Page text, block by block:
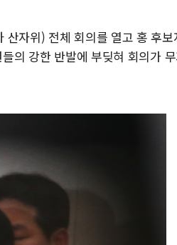
'화합' 꺼낸 김민석
산자위) 전체 회의를 열고 홍 후보
의 강한 반발에 부딪혀 회의가